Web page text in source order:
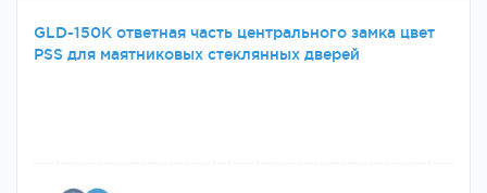
GLD-150K ответная часть центрального замка цвет
PSS для маятниковых стеклянных дверей